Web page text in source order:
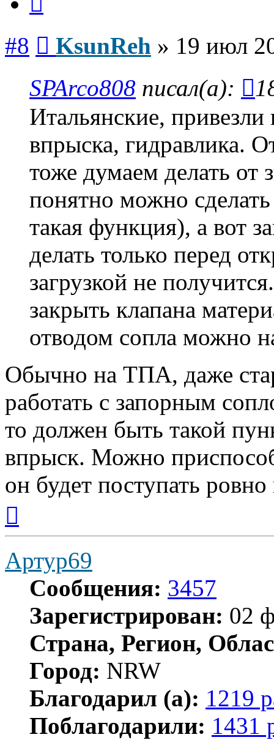
#8 KsunReh » 19 июл
SPArco808 писал(а):
Итальянские,
впрыска, гидравлика.
тоже думаем делать от
понятно можно
такая функция), а вот
делать только перед
загрузкой не
закрыть клапана
отводом сопла можно
Обычно на ТПА, даже
работать с запорным
то должен быть такой
впрыск. Можно
он будет поступать
началу
Артур69
Сообщения: 3457
Зарегистрирован: 02
Страна, Регион,
Город: NRW
Благодарил (а): 1219
Поблагодарили: 1431